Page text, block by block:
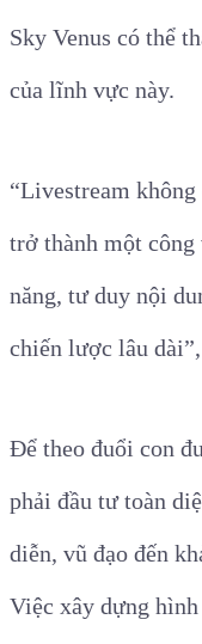
Sky Venus có thể
của lĩnh vực này.
“Livestream
trở thành một
năng, tư duy nội
chiến lược lâu
Để theo đuổi con
phải đầu tư toàn
diễn, vũ đạo đến
Việc xây dựng